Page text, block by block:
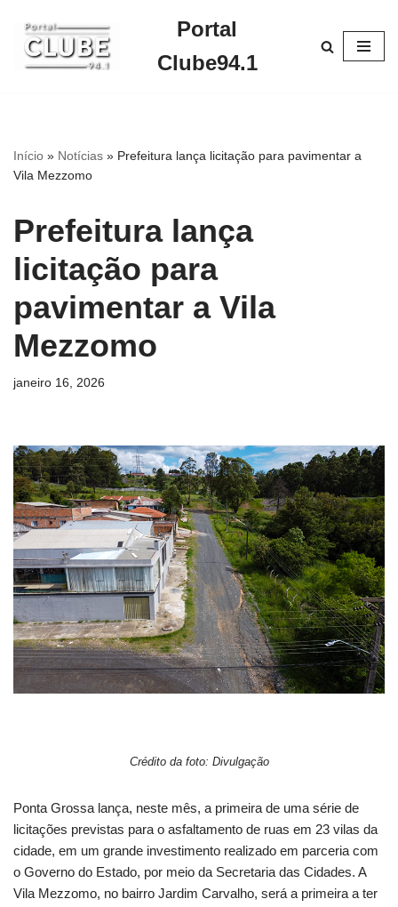
Pular
para
Portal
Clube94.1
Início » Notícias » Prefeitura lança licitação para pavimentar a
Vila Mezzomo
Prefeitura lança
licitação para
pavimentar a Vila
Mezzomo
janeiro 16, 2026
Crédito da foto: Divulgação
Ponta Grossa lança, neste mês, a primeira de uma série de
licitações previstas para o asfaltamento de ruas em 23 vilas da
cidade, em um grande investimento realizado em parceria com
o Governo do Estado, por meio da Secretaria das Cidades. A
Vila Mezzomo, no bairro Jardim Carvalho, será a primeira a ter